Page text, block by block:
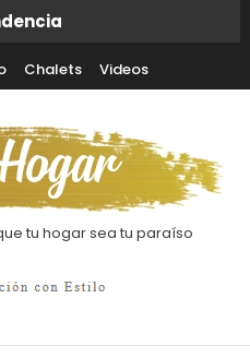
Chalets Videos
tu hogar sea tu paraíso